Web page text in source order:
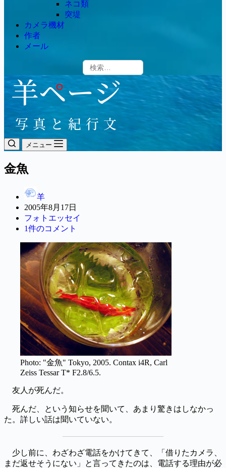
ネコ類
突堤
カメラ機材
作者
メール
メニュー
金魚
羊
2005年8月17日
フォトエッセイ
1件のコメント
Photo: "金魚" Tokyo, 2005. Contax i4R, Carl
Zeiss Tessar T* F2.8/6.5.
友人が死んだ。
死んだ、という知らせを聞いて、あまり驚きはしなかっ
た。詳しい話は聞いていない。
少し前に、わざわざ電話をかけてきて、「借りたカメラ、
まだ返せそうにない」と言ってきたのは、電話する理由が必